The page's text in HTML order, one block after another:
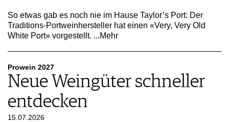
So etwas gab es noch nie im Hause Taylor’s Port: Der
Traditions-Portweinhersteller hat einen «Very, Very Old
White Port» vorgestellt. ...Mehr
Prowein 2027
Neue Weingüter schneller
entdecken
15.07.2026